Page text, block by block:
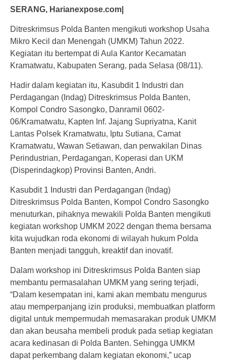
SERANG, Harianexpose.com|
Ditreskrimsus Polda Banten mengikuti workshop Usaha
Mikro Kecil dan Menengah (UMKM) Tahun 2022.
Kegiatan itu bertempat di Aula Kantor Kecamatan
Kramatwatu, Kabupaten Serang, pada Selasa (08/11).
Hadir dalam kegiatan itu, Kasubdit 1 Industri dan
Perdagangan (Indag) Ditreskrimsus Polda Banten,
Kompol Condro Sasongko, Danramil 0602-
06/Kramatwatu, Kapten Inf. Jajang Supriyatna, Kanit
Lantas Polsek Kramatwatu, Iptu Sutiana, Camat
Kramatwatu, Wawan Setiawan, dan perwakilan Dinas
Perindustrian, Perdagangan, Koperasi dan UKM
(Disperindagkop) Provinsi Banten, Andri.
Kasubdit 1 Industri dan Perdagangan (Indag)
Ditreskrimsus Polda Banten, Kompol Condro Sasongko
menuturkan, pihaknya mewakili Polda Banten mengikuti
kegiatan workshop UMKM 2022 dengan thema bersama
kita wujudkan roda ekonomi di wilayah hukum Polda
Banten menjadi tangguh, kreaktif dan inovatif.
Dalam workshop ini Ditreskrimsus Polda Banten siap
membantu permasalahan UMKM yang sering terjadi,
“Dalam kesempatan ini, kami akan membatu mengurus
atau memperpanjang izin produksi, membuatkan platform
digital untuk mempermudah memasarakan produk UMKM
dan akan beusaha membeli produk pada setiap kegiatan
acara kedinasan di Polda Banten. Sehingga UMKM
dapat perkembang dalam kegiatan ekonomi,” ucap